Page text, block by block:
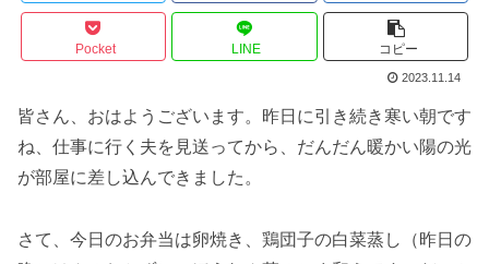
Pocket LINE コピー
2023.11.14
皆さん、おはようございます。昨日に引き続き寒い朝です
ね、仕事に行く夫を見送ってから、だんだん暖かい陽の光
が部屋に差し込んできました。
さて、今日のお弁当は卵焼き、鶏団子の白菜蒸し（昨日の